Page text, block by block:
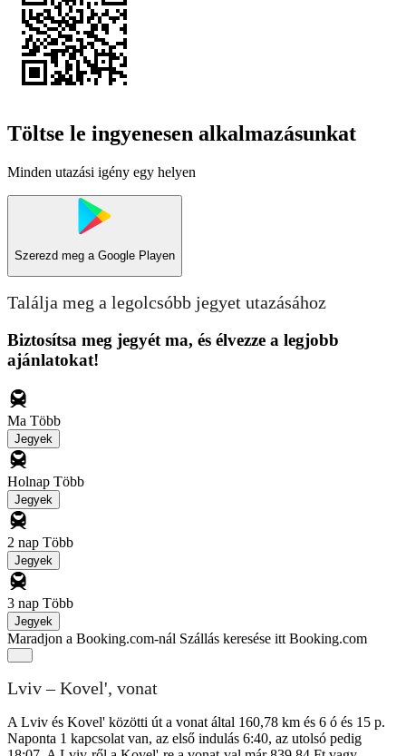
Töltse le ingyenesen alkalmazásunkat
Minden utazási igény egy helyen
Szerezd meg a Google Playen
Találja meg a legolcsóbb jegyet utazásához
Biztosítsa meg jegyét ma, és élvezze a legjobb
ajánlatokat!
Ma Több
Jegyek
Holnap Több
Jegyek
2 nap Több
Jegyek
3 nap Több
Jegyek
Maradjon a Booking.com-nál Szállás keresése itt Booking.com
Lviv – Kovel', vonat
A Lviv és Kovel' közötti út a vonat által 160,78 km és 6 ó és 15 p.
Naponta 1 kapcsolat van, az első indulás 6:40, az utolsó pedig